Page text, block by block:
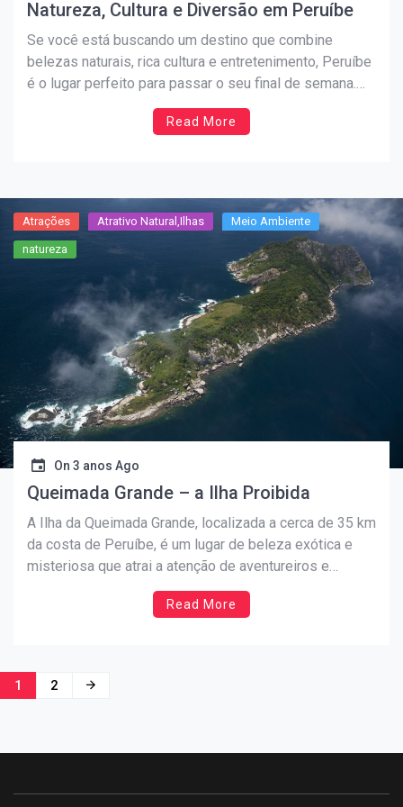
Natureza, Cultura e Diversão em Peruíbe
Se você está buscando um destino que combine
belezas naturais, rica cultura e entretenimento, Peruíbe
é o lugar perfeito para passar o seu final de semana.
Com eventos imperdíveis e paisagens deslumbrantes,
a cidade oferece uma experiência única para todos os
Read More
Atrações Atrativo Natural,Ilhas Meio Ambiente
natureza
On 3 anos Ago
Queimada Grande – a Ilha Proibida
A Ilha da Queimada Grande, localizada a cerca de 35 km
da costa de Peruíbe, é um lugar de beleza exótica e
misteriosa que atrai a atenção de aventureiros e
amantes da natureza. Também conhecida como Ilha
das Cobras, ela possui uma reputação intrigante devido
Read More
Navegação
1 2